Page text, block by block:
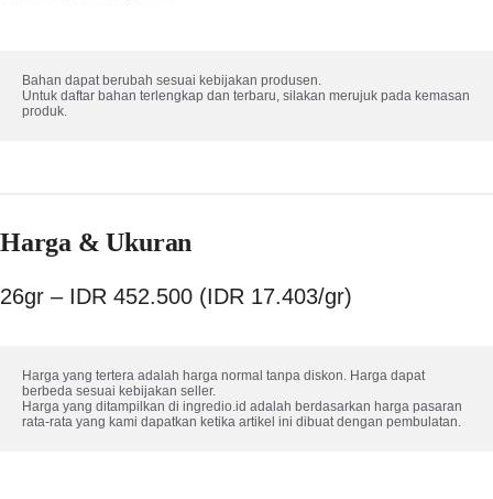
Bahan dapat berubah sesuai kebijakan produsen.
Untuk daftar bahan terlengkap dan terbaru, silakan merujuk pada kemasan
produk.
Harga & Ukuran
26gr – IDR 452.500 (IDR 17.403/gr)
Harga yang tertera adalah harga normal tanpa diskon. Harga dapat
berbeda sesuai kebijakan seller.
Harga yang ditampilkan di ingredio.id adalah berdasarkan harga pasaran
rata-rata yang kami dapatkan ketika artikel ini dibuat dengan pembulatan.